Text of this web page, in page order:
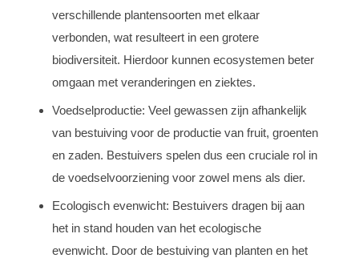
verschillende plantensoorten met elkaar
verbonden, wat resulteert in een grotere
biodiversiteit. Hierdoor kunnen ecosystemen beter
omgaan met veranderingen en ziektes.
Voedselproductie: Veel gewassen zijn afhankelijk
van bestuiving voor de productie van fruit, groenten
en zaden. Bestuivers spelen dus een cruciale rol in
de voedselvoorziening voor zowel mens als dier.
Ecologisch evenwicht: Bestuivers dragen bij aan
het in stand houden van het ecologische
evenwicht. Door de bestuiving van planten en het